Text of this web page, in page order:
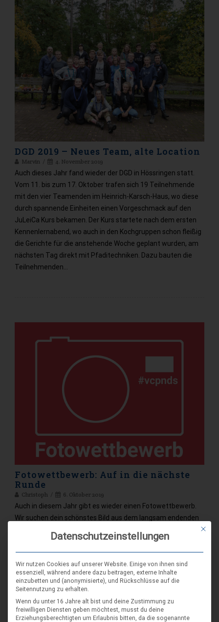
DGD 2019 – Neues Team, alte Location
Marvin 4. November 2019
Auch dieses Jahr fand wieder der DGD in Hössringen statt.
Vom 11. bis zum 17. Oktober trafen sich 19 Teilnehmende
mit den vier Teamenden im Heinrich-Karsch-Haus, wo diese
durch spannende Einheiten einen Vorgeschmack auf den
JuLeiCa Kurs bekamen. Der Kurs startete nach dem ersten
Kennenlernabend, wo auch in den Kochgruppen schon fleißig
die Gerichte für die anstehende Woche geplant wurden, am
nächsten Tag direkt mit Pfaditechniken. Dazu bauten die
Teilnehmenden…
Fotowettbewerb: Auf in die nächste
Runde
Christoph 6. Oktober 2019
Auch in diesem Jahr gibt es wieder einen Fotowettbewerb.
Wir suchen dein schönstes Bild aus dem langsam endenden
Jamboree, Grundkurs, Kirchentag oder Sommerfahrt, Hajk,
Lager oder Gremiensitzung – deine Einsendung ist gefragt.
Das erstplatzierte Foto wird als Cover für das Berichtsheft
der Landesversammlung 2020 und für den Schulungsflyer
2021 verwendet. Außerdem wird es für eine Weile den
Header von Homepage und Facebook-Seite zieren.…
Mit
Datenschutzeinstellungen
Wir nutzen Cookies auf unserer Website. Einige von ihnen sind
essenziell, während andere dazu beitragen, externe Inhalte
einzubetten und (anonymisierte), und Rückschlüsse auf die
Seitennutzung zu erhalten.
Wenn du unter 16 Jahre alt bist und deine Zustimmung zu
freiwilligen Diensten geben möchtest, musst du deine
Erziehungsberechtigten um Erlaubnis bitten, da die sogenannte